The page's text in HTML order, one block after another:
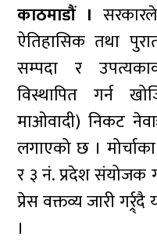
काठमाडौं ।
ऐतिहासिक तथा
सम्पदा र
विस्थापित गर्न
माओवादी) निकट
लगाएको छ ।
र ३ नं. प्रदेश संयोजक
प्रेस वक्तव्य जारी
।